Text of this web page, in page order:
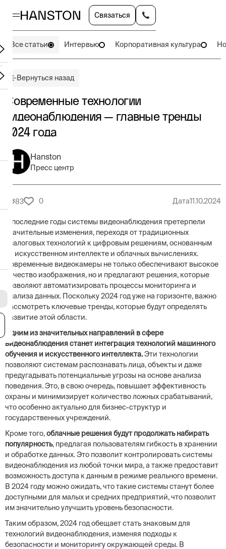
Связаться
Все статьи Интервью Корпоративная культура
Вернуться назад
Современные технологии
видеонаблюдения — главные тренды
2024 года
Hanston
Пресс центр
83 0 Дата11.10.2024
В последние годы системы видеонаблюдения претерпели
значительные изменения, переходя от традиционных
аналоговых технологий к цифровым решениям, основанным
на искусственном интеллекте и облачных вычислениях.
Современные видеокамеры не только обеспечивают высокое
качество изображения, но и предлагают решения, которые
позволяют автоматизировать процессы мониторинга и
анализа данных. Поскольку 2024 год уже на горизонте, важно
рассмотреть ключевые тренды, которые будут определять
развитие этой области.
Одним из значительных направлений в сфере
видеонаблюдения станет интеграция технологий машинного
обучения и искусственного интеллекта.Эти технологии
позволяют системам распознавать лица, объекты и даже
предугадывать потенциальные угрозы на основе анализа
поведения. Это, в свою очередь, повышает эффективность
охраны и минимизирует количество ложных срабатываний,
что особенно актуально для бизнес-структур и
государственных учреждений.
Кроме того,облачные решения будут продолжать набирать
популярность, предлагая пользователям гибкость в хранении
и обработке данных. Это позволит контролировать системы
видеонаблюдения из любой точки мира, а также предоставит
возможность доступа к данным в режиме реального времени.
В 2024 году можно ожидать, что такие системы станут более
доступными для малых и средних предприятий, что позволит
им значительно улучшить уровень безопасности.
Таким образом, 2024 год обещает стать знаковым для
технологий видеонаблюдения, изменяя подходы к
безопасности и мониторингу окружающей среды. В